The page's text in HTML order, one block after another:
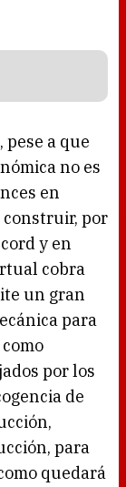
a que
no es
en
construir, por
y en
cobra
un gran
para
por los
de
para
quedará